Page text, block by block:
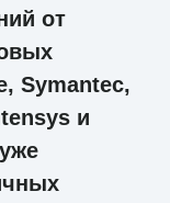
от
Symantec,
и